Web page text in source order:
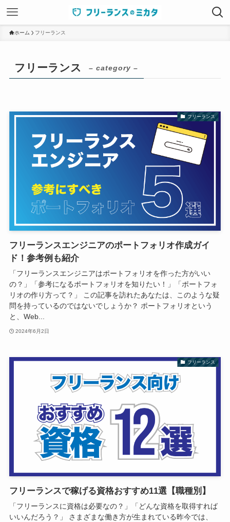
ホーム フリーランス
フリーランス – category –
フリーランス
フリーランスエンジニアのポートフォリオ作成ガイ
ド！参考例も紹介
「フリーランスエンジニアはポートフォリオを作った方がいい
の？」「参考になるポートフォリオを知りたい！」「ポートフォ
リオの作り方って？」 この記事を訪れたあなたは、このような疑
問を持っているのではないでしょうか？ ポートフォリオという
と、Web...
2024年6月2日
フリーランス
フリーランスで稼げる資格おすすめ11選【職種別】
「フリーランスに資格は必要なの？」「どんな資格を取得すれば
いいんだろう？」 さまざまな働き方が生まれている昨今では、